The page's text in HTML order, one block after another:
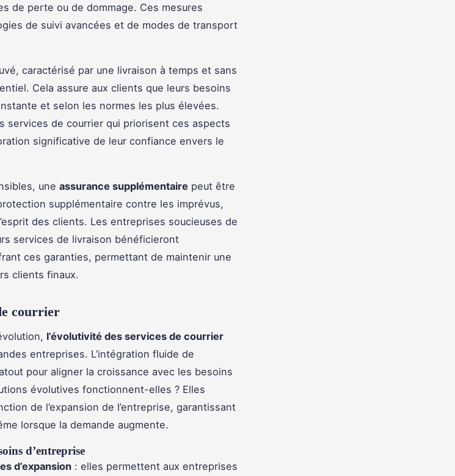
de perte ou de dommage. Ces mesures
de suivi avancées et de modes de transport
caractérisé par une livraison à temps et sans
Cela assure aux clients que leurs besoins
et selon les normes les plus élevées.
services de courrier qui priorisent ces aspects
significative de leur confiance envers le
une assurance supplémentaire peut être
supplémentaire contre les imprévus,
des clients. Les entreprises soucieuses de
services de livraison bénéficieront
ces garanties, permettant de maintenir une
clients finaux.
courrier
l’évolutivité des services de courrier
entreprises. L’intégration fluide de
pour aligner la croissance avec les besoins
évolutives fonctionnent-elles ? Elles
de l’expansion de l’entreprise, garantissant
lorsque la demande augmente.
d’entreprise
d’expansion : elles permettent aux entreprises